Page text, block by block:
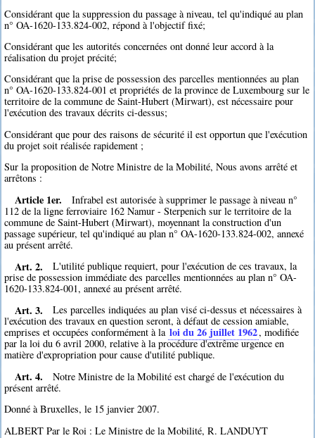
Considérant que la suppression du passage à niveau, tel qu'indiqué au plan
n° OA-1620-133.824-002, répond à l'objectif fixé;
Considérant que les autorités concernées ont donné leur accord à la
réalisation du projet précité;
Considérant que la prise de possession des parcelles mentionnées au plan
n° OA-1620-133.824-001 et propriétés de la province de Luxembourg sur le
territoire de la commune de Saint-Hubert (Mirwart), est nécessaire pour
l'exécution des travaux décrits ci-dessus;
Considérant que pour des raisons de sécurité il est opportun que l'exécution
du projet soit réalisée rapidement ;
Sur la proposition de Notre Ministre de la Mobilité, Nous avons arrêté et
arrêtons :
Article 1er.
Infrabel est autorisée à supprimer le passage à niveau n°
112 de la ligne ferroviaire 162 Namur - Sterpenich sur le territoire de la
commune de Saint-Hubert (Mirwart), moyennant la construction d'un
passage supérieur, tel qu'indiqué au plan n° OA-1620-133.824-002, annexé
au présent arrêté.
Art. 2.
L'utilité publique requiert, pour l'exécution de ces travaux, la
prise de possession immédiate des parcelles mentionnées au plan n° OA-
1620-133.824-001, annexé au présent arrêté.
Art. 3.
Les parcelles indiquées au plan visé ci-dessus et nécessaires à
l'exécution des travaux en question seront, à défaut de cession amiable,
emprises et occupées conformément à la loi du 26 juillet 1962, modifiée
par la loi du 6 avril 2000, relative à la procédure d'extrême urgence en
matière d'expropriation pour cause d'utilité publique.
Art. 4.
Notre Ministre de la Mobilité est chargé de l'exécution du
présent arrêté.
Donné à Bruxelles, le 15 janvier 2007.
ALBERT Par le Roi : Le Ministre de la Mobilité, R. LANDUYT